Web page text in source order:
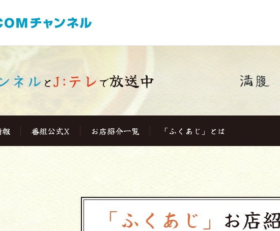
ネル とJ:テレ で放送中
番組公式X お店紹介一覧 「ふくあじ」とは
「ふくあじ」 お店